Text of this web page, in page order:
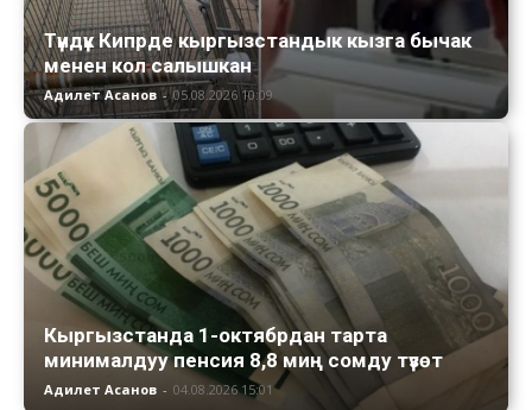
Түндүк Кипрде кыргызстандык кызга бычак
менен кол салышкан
Адилет Асанов - 05.08.2026 10:09
Кыргызстанда 1-октябрдан тарта
минималдуу пенсия 8,8 миң сомду түзөт
Адилет Асанов - 04.08.2026 15:01